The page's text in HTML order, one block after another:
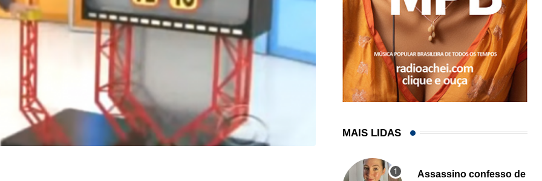
MAIS LIDAS
Assassino confesso de